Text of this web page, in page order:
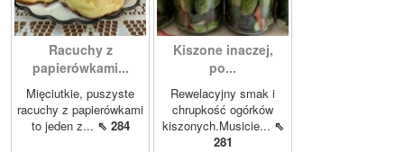
Racuchy z
papierówkami...
Mięciutkie, puszyste
racuchy z papierówkami
to jeden z... ⇖ 284
Kiszone inaczej,
po...
Rewelacyjny smak i
chrupkość ogórków
kiszonych.Musicie... ⇖
281